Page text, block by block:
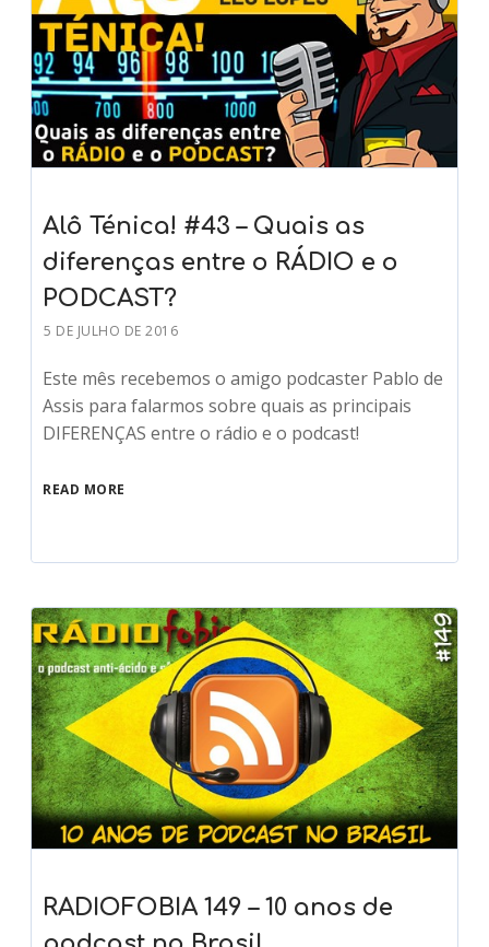
Alô Ténica! #43 – Quais as
diferenças entre o RÁDIO e o
PODCAST?
5 DE JULHO DE 2016
Este mês recebemos o amigo podcaster Pablo de
Assis para falarmos sobre quais as principais
DIFERENÇAS entre o rádio e o podcast!
READ MORE
RADIOFOBIA 149 – 10 anos de